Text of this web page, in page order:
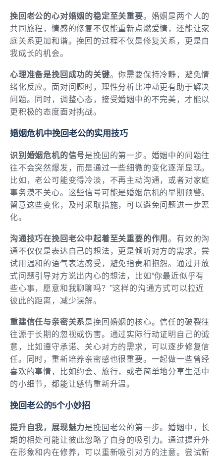
挽回老公的心对婚姻的稳定至关重要。婚姻是两个人的
共同旅程，情感的修复不仅能重新点燃爱情，还能让家
庭关系更加和谐。挽回的过程不仅是修复关系，更是自
我成长的机会。
心理准备是挽回成功的关键。你需要保持冷静，避免情
绪化反应。面对问题时，理性分析比冲动更有助于解决
问题。同时，调整心态，接受婚姻中的不完美，才能以
更积极的态度面对挑战。
婚姻危机中挽回老公的实用技巧
识别婚姻危机的信号是挽回的第一步。婚姻中的问题往
往不会突然爆发，而是通过一些细微的变化逐渐显现。
比如，老公可能变得冷淡，不再主动沟通，或者对家庭
事务漠不关心。这些信号可能是婚姻危机的早期预警。
留意这些变化，及时采取措施，可以避免问题进一步恶
化。
沟通技巧在挽回老公中起着至关重要的作用。有效的沟
通不仅仅是表达自己的想法，更是倾听对方的需求。尝
试用温和的语气表达感受，避免指责和抱怨。通过开放
式问题引导对方说出内心的想法，比如“你最近似乎有
些心事，愿意和我聊聊吗？”这样的沟通方式可以拉近
彼此的距离，减少误解。
重建信任与亲密关系是挽回婚姻的核心。信任的破裂往
往源于长期的忽视或伤害。通过实际行动证明自己的诚
意，比如遵守承诺、关心对方的需求，可以逐步修复信
任。同时，重新培养亲密感也很重要。一起做一些曾经
喜欢的事情，比如约会、旅行，或者简单地分享生活中
的小细节，都能让感情重新升温。
挽回老公的5个小妙招
提升自我，展现魅力是挽回老公的第一步。婚姻中，长
期的相处可能让彼此忽略了自身的吸引力。通过提升外
在形象和内在修养，可以重新吸引对方的注意。尝试新